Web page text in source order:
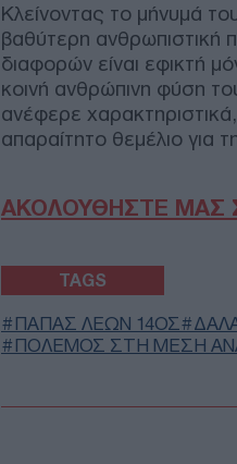
Κλείνοντας το μήνυμά
βαθύτερη ανθρωπιστική
διαφορών είναι εφικτή
κοινή ανθρώπινη φύση
ανέφερε
απαραίτητο θεμέλιο για
ΑΚΟΛΟΥΘΗΣΤΕ ΜΑΣ
TAGS
ΠΑΠΑΣ ΛΕΩΝ 14ΟΣ
ΠΟΛΕΜΟΣ ΣΤΗ ΜΕΣΗ